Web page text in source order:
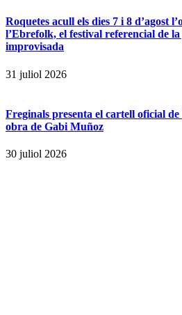
Roquetes acull els dies 7 i 8 d’agost
l’Ebrefolk, el festival referencial de
improvisada
31 juliol 2026
Freginals presenta el cartell oficial de
obra de Gabi Muñoz
30 juliol 2026